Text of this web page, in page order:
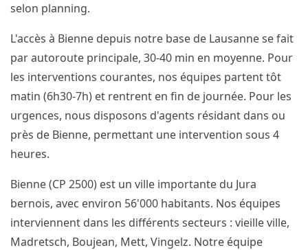
selon planning.
L'accès à Bienne depuis notre base de Lausanne se fait
par autoroute principale, 30-40 min en moyenne. Pour
les interventions courantes, nos équipes partent tôt
matin (6h30-7h) et rentrent en fin de journée. Pour les
urgences, nous disposons d'agents résidant dans ou
près de Bienne, permettant une intervention sous 4
heures.
Bienne (CP 2500) est un ville importante du Jura
bernois, avec environ 56'000 habitants. Nos équipes
interviennent dans les différents secteurs : vieille ville,
Madretsch, Boujean, Mett, Vingelz. Notre équipe